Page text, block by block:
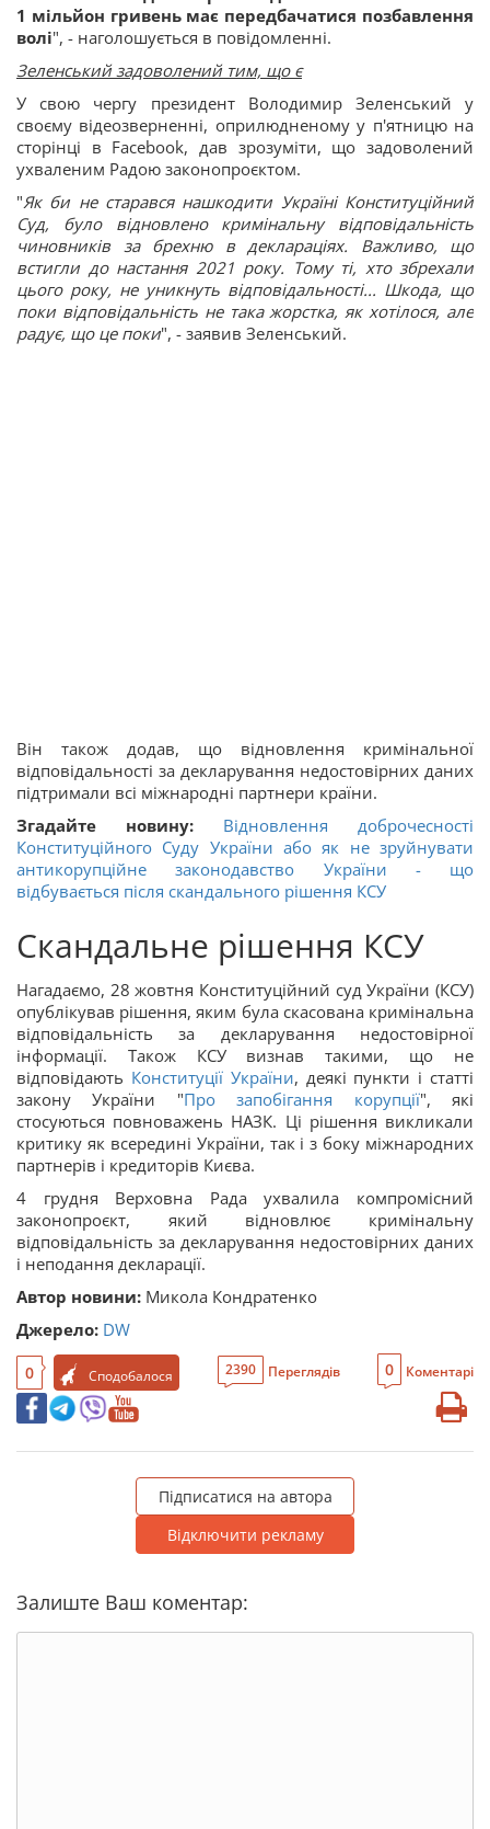
1 мільйон гривень має передбачатися позбавлення
волі", - наголошується в повідомленні.
Зеленський задоволений тим, що є
У свою чергу президент Володимир Зеленський у
своєму відеозверненні, оприлюдненому у п'ятницю на
сторінці в Facebook, дав зрозуміти, що задоволений
ухваленим Радою законопроєктом.
"Як би не старався нашкодити Україні Конституційний
Суд, було відновлено кримінальну відповідальність
чиновників за брехню в деклараціях. Важливо, що
встигли до настання 2021 року. Тому ті, хто збрехали
цього року, не уникнуть відповідальності... Шкода, що
поки відповідальність не така жорстка, як хотілося, але
радує, що це поки", - заявив Зеленський.
Він також додав, що відновлення кримінальної
відповідальності за декларування недостовірних даних
підтримали всі міжнародні партнери країни.
Згадайте новину:
Відновлення доброчесності
Конституційного Суду України або як не зруйнувати
антикорупційне законодавство України - що
відбувається після скандального рішення КСУ
Скандальне рішення КСУ
Нагадаємо, 28 жовтня Конституційний суд України (КСУ)
опублікував рішення, яким була скасована кримінальна
відповідальність за декларування недостовірної
інформації. Також КСУ визнав такими, що не
відповідають Конституції України, деякі пункти і статті
закону України "Про запобігання корупції", які
стосуються повноважень НАЗК. Ці рішення викликали
критику як всередині України, так і з боку міжнародних
партнерів і кредиторів Києва.
4 грудня Верховна Рада ухвалила компромісний
законопроєкт, який відновлює кримінальну
відповідальність за декларування недостовірних даних
і неподання декларації.
Автор новини: Микола Кондратенко
Джерело: DW
0 Сподобалося 2390 Переглядів 0 Коментарі
Підписатися на автора
Відключити рекламу
Залиште Ваш коментар: